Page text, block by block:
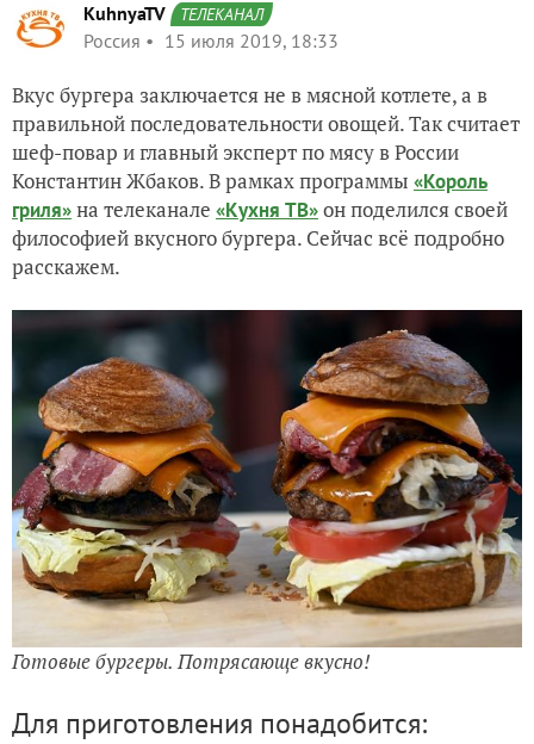
KuhnyaTV ТЕЛЕКАНАЛ
Россия 15 июля 2019, 18:33
Вкус бургера заключается не в мясной котлете, а в
правильной последовательности овощей. Так считает
шеф-повар и главный эксперт по мясу в России
Константин Жбаков. В рамках программы «Король
гриля»на телеканале «Кухня ТВ»он поделился своей
философией вкусного бургера. Сейчас всё подробно
расскажем.
Готовые бургеры. Потрясающе вкусно!
Для приготовления понадобится: